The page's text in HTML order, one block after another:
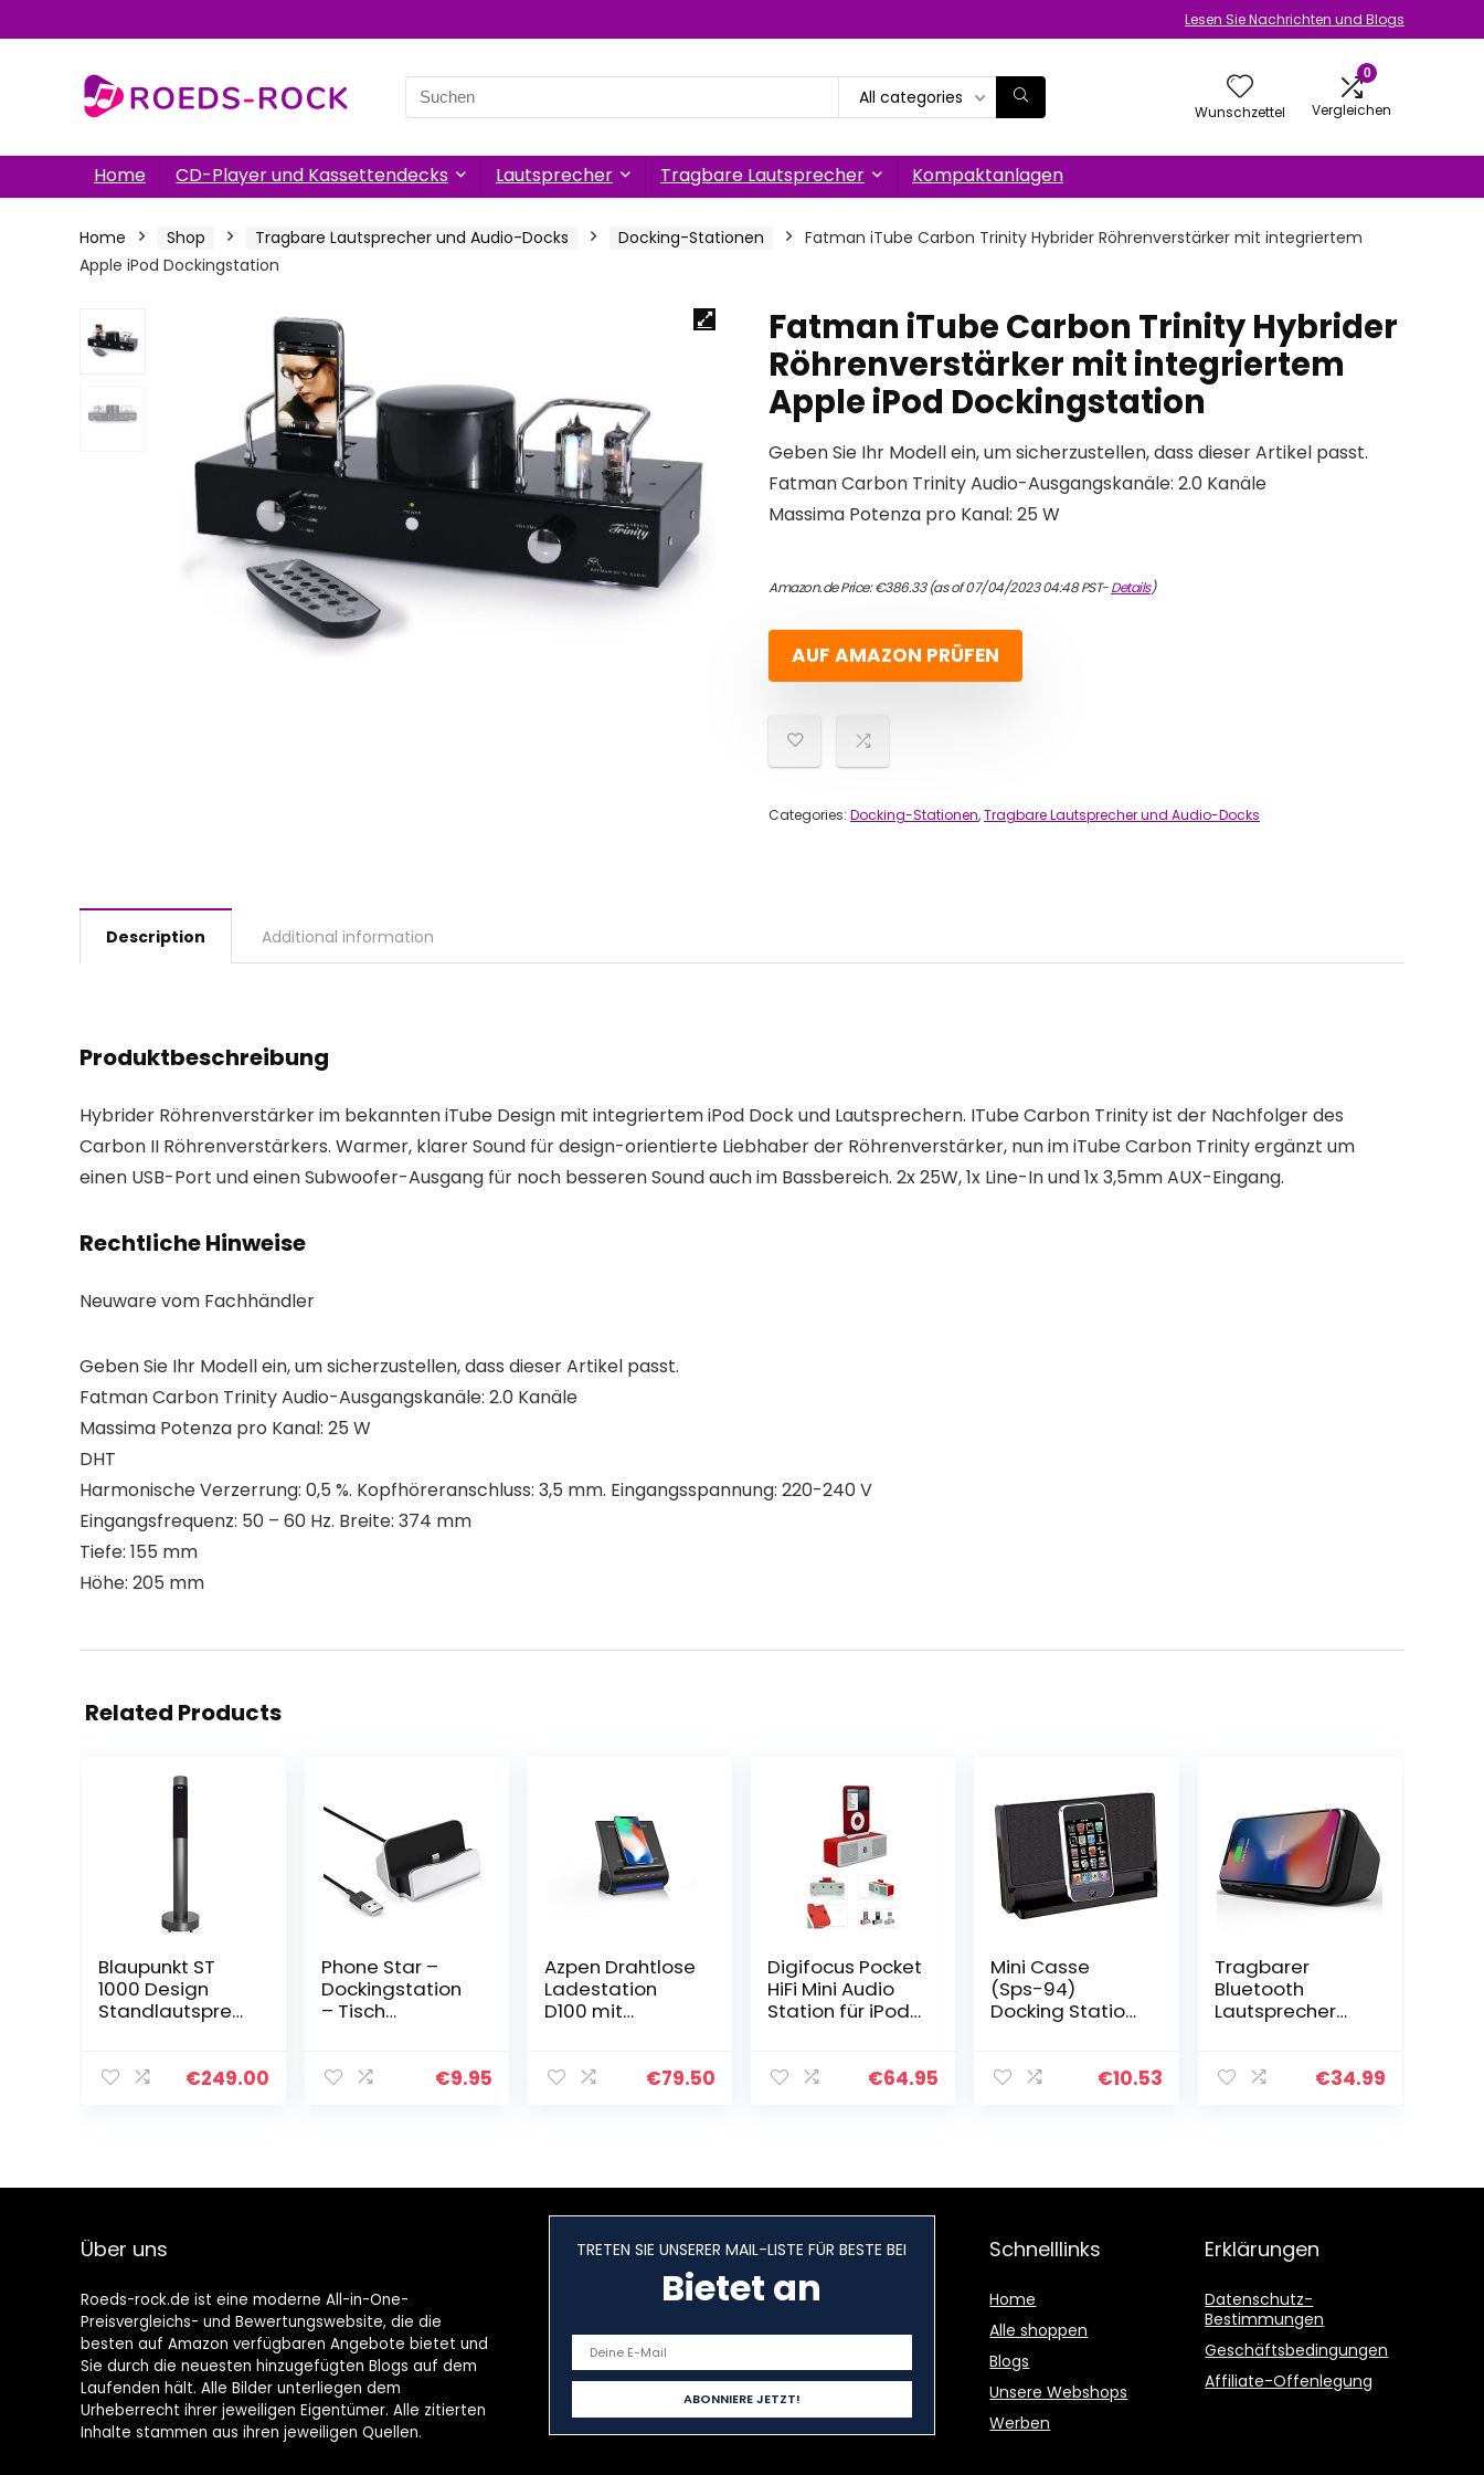
Lesen Sie Nachrichten und Blogs
Search
for:
All categories
Wunschzettel
0
Vergleichen
Home CD-Player und Kassettendecks Lautsprecher Tragbare Lautsprecher Kompaktanlagen
Home Shop Tragbare Lautsprecher und Audio-Docks Docking-Stationen
Fatman iTube Carbon Trinity Hybrider Röhrenverstärker mit integriertem
Apple iPod Dockingstation
Fatman iTube Carbon Trinity Hybrider
Röhrenverstärker mit integriertem
Apple iPod Dockingstation
Geben Sie Ihr Modell ein, um sicherzustellen, dass dieser Artikel passt.
Fatman Carbon Trinity Audio-Ausgangskanäle: 2.0 Kanäle
Massima Potenza pro Kanal: 25 W
Amazon.de Price:€386.33(as of 07/04/2023 04:48 PST-Details)
AUF AMAZON PRÜFEN
Categories: Docking-Stationen,Tragbare Lautsprecher und Audio-Docks
Description Additional information
Produktbeschreibung
Hybrider Röhrenverstärker im bekannten iTube Design mit integriertem iPod Dock und Lautsprechern. ITube Carbon Trinity ist der Nachfolger des
Carbon II Röhrenverstärkers. Warmer, klarer Sound für design-orientierte Liebhaber der Röhrenverstärker, nun im iTube Carbon Trinity ergänzt um
einen USB-Port und einen Subwoofer-Ausgang für noch besseren Sound auch im Bassbereich. 2x 25W, 1x Line-In und 1x 3,5mm AUX-Eingang.
Rechtliche Hinweise
Neuware vom Fachhändler
Geben Sie Ihr Modell ein, um sicherzustellen, dass dieser Artikel passt.
Fatman Carbon Trinity Audio-Ausgangskanäle: 2.0 Kanäle
Massima Potenza pro Kanal: 25 W
DHT
Harmonische Verzerrung: 0,5 %. Kopfhöreranschluss: 3,5 mm. Eingangsspannung: 220-240 V
Eingangsfrequenz: 50 – 60 Hz. Breite: 374 mm
Tiefe: 155 mm
Höhe: 205 mm
Related Products
Blaupunkt ST
1000 Design
Standlautsprec
Dockingstation
€249.00
Phone Star –
Dockingstation
– Tisch
– 8-pin
€9.95
Azpen Drahtlose
Ladestation
D100 mit
Bluetooth- €79.50
Digifocus Pocket
HiFi Mini Audio
Station für iPod,
€64.95
Mini Casse
(Sps-94)
Docking Station
Microlett.MP3
€10.53
Tragbarer
Bluetooth
Lautsprecher
4000mAh Akku
Ladefunktion…
€34.99
Über uns
Roeds-rock.de ist eine moderne All-in-One-
Preisvergleichs- und Bewertungswebsite, die die
besten auf Amazon verfügbaren Angebote bietet und
Sie durch die neuesten hinzugefügten Blogs auf dem
Laufenden hält. Alle Bilder unterliegen dem
Urheberrecht ihrer jeweiligen Eigentümer. Alle zitierten
Inhalte stammen aus ihren jeweiligen Quellen.
TRETEN SIE UNSERER MAIL-LISTE FÜR BESTE BEI
Bietet an
Schnelllinks
Home
Alle shoppen
Blogs
Unsere Webshops
Werben
Erklärungen
Datenschutz-
Bestimmungen
Geschäftsbedingungen
Affiliate-Offenlegung